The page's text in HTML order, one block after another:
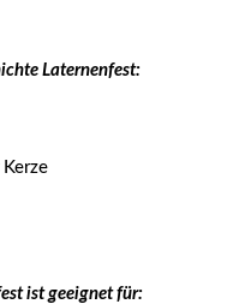
Laternenfest:
ist geeignet für: